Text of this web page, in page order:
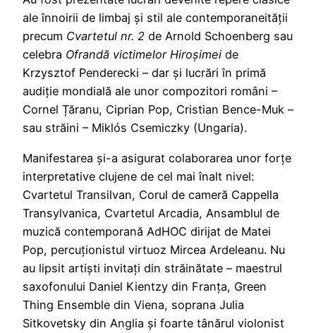
ale înnoirii de limbaj și stil ale contemporaneității
precum Cvartetul nr. 2 de Arnold Schoenberg sau
celebra Ofrandă victimelor Hiroșimei de
Krzysztof Penderecki – dar și lucrări în primă
audiție mondială ale unor compozitori români –
Cornel Țăranu, Ciprian Pop, Cristian Bence-Muk –
sau străini – Miklós Csemiczky (Ungaria).
Manifestarea și-a asigurat colaborarea unor forțe
interpretative clujene de cel mai înalt nivel:
Cvartetul Transilvan, Corul de cameră Cappella
Transylvanica, Cvartetul Arcadia, Ansamblul de
muzică contemporană AdHOC dirijat de Matei
Pop, percuționistul virtuoz Mircea Ardeleanu. Nu
au lipsit artiști invitați din străinătate – maestrul
saxofonului Daniel Kientzy din Franța, Green
Thing Ensemble din Viena, soprana Julia
Sitkovetsky din Anglia și foarte tânărul violonist